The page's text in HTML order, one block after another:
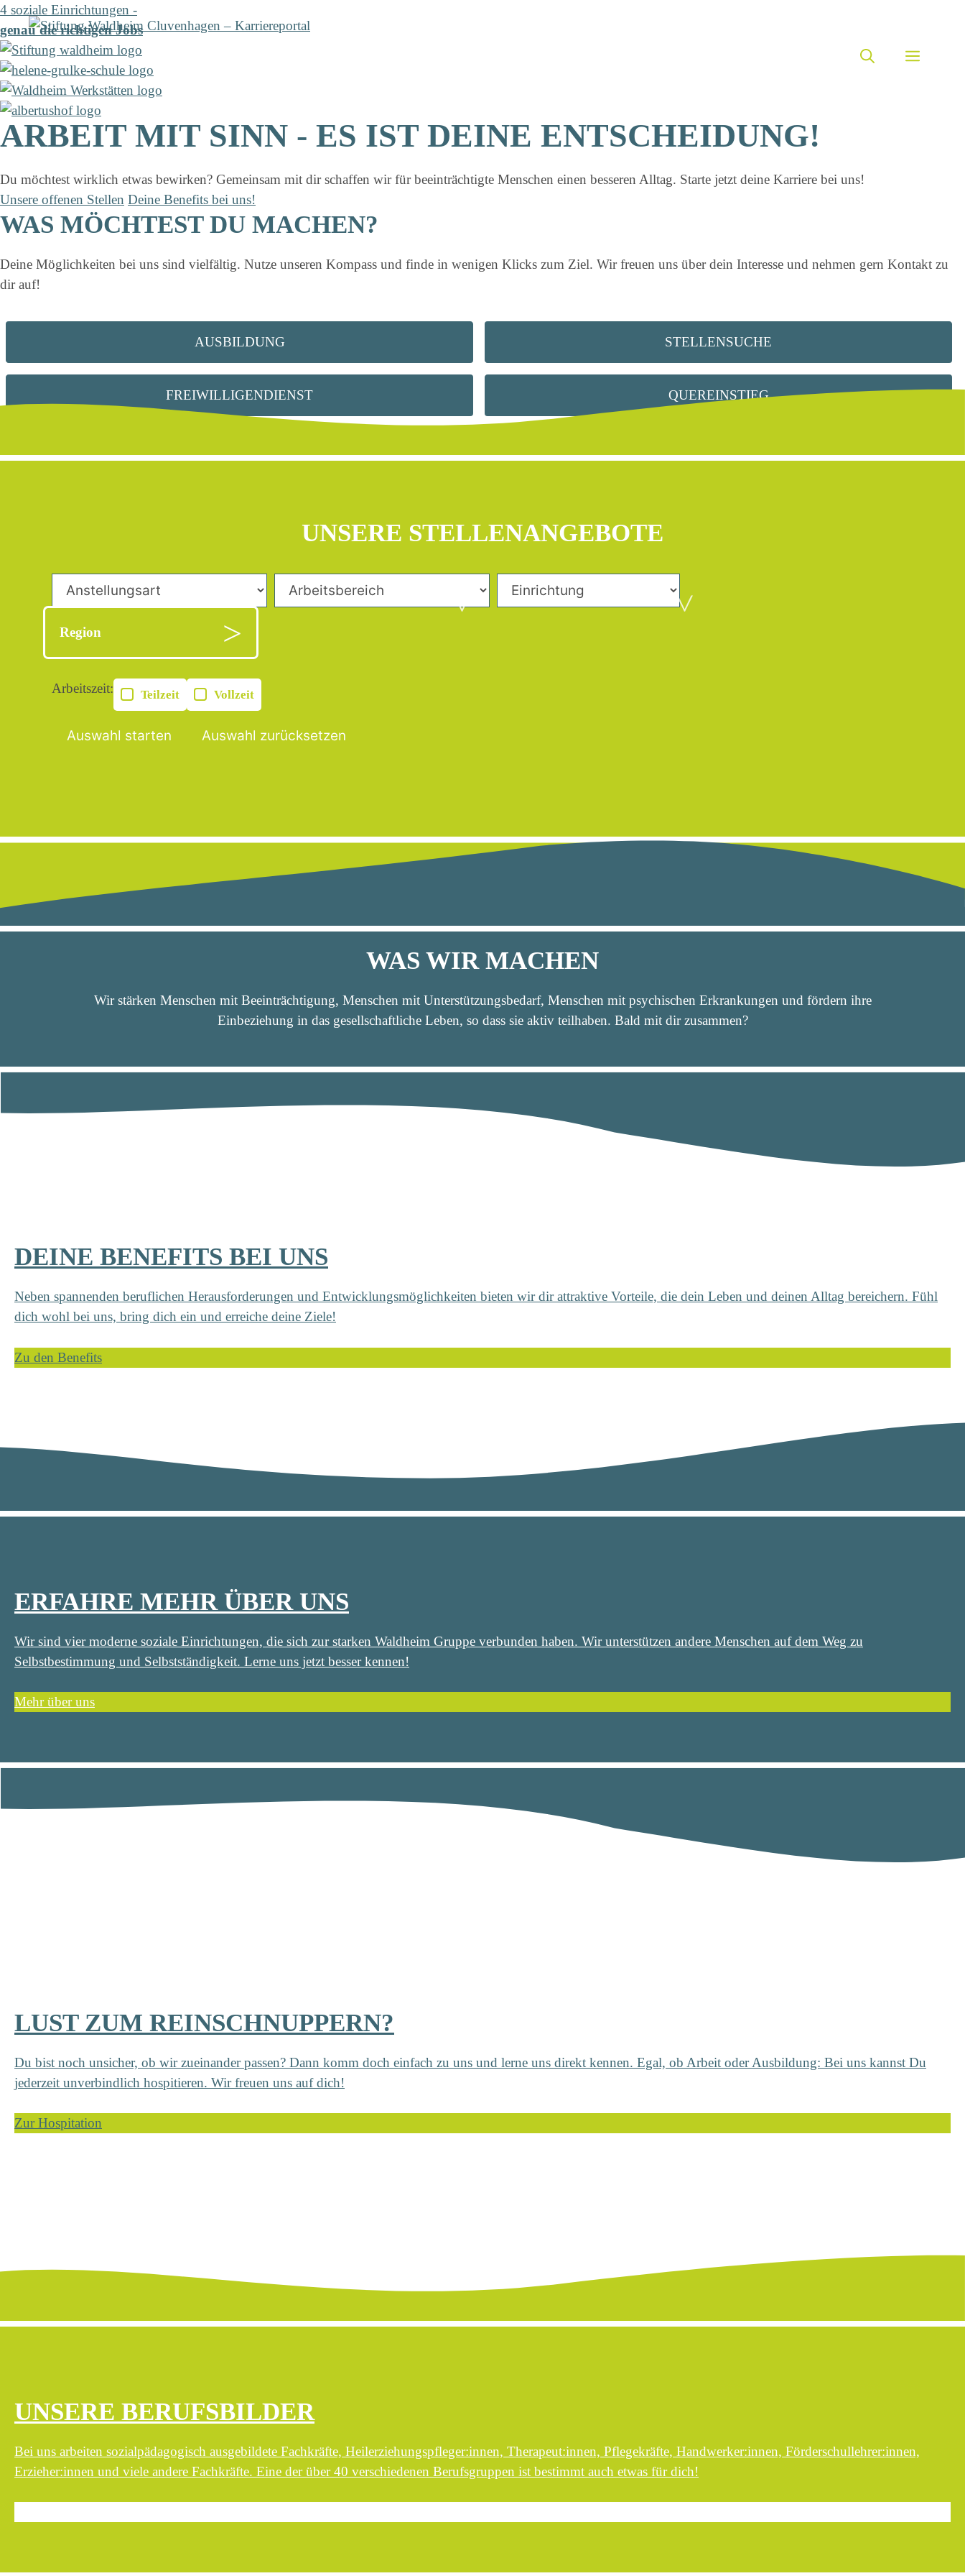
4 soziale Einrichtungen -
genau die richtigen Jobs
Zum
Inhalt
springen
MENÜ
ARBEIT MIT SINN - ES IST DEINE ENTSCHEIDUNG!
Du möchtest wirklich etwas bewirken? Gemeinsam mit dir schaffen wir für beeinträchtigte Menschen einen besseren Alltag. Starte jetzt deine Karriere bei uns!
Unsere offenen Stellen Deine Benefits bei uns!
WAS MÖCHTEST DU MACHEN?
Deine Möglichkeiten bei uns sind vielfältig. Nutze unseren Kompass und finde in wenigen Klicks zum Ziel. Wir freuen uns über dein Interesse und nehmen gern Kontakt zu
dir auf!
AUSBILDUNG STELLENSUCHE
FREIWILLIGENDIENST QUEREINSTIEG
UNSERE STELLENANGEBOTE
Region
Arbeitszeit: Teilzeit Vollzeit
Auswahl starten Auswahl zurücksetzen
WAS WIR MACHEN
Wir stärken Menschen mit Beeinträchtigung, Menschen mit Unterstützungsbedarf, Menschen mit psychischen Erkrankungen und fördern ihre
Einbeziehung in das gesellschaftliche Leben, so dass sie aktiv teilhaben. Bald mit dir zusammen?
DEINE BENEFITS BEI UNS
Neben spannenden beruflichen Herausforderungen und Entwicklungsmöglichkeiten bieten wir dir attraktive Vorteile, die dein Leben und deinen Alltag bereichern. Fühl
dich wohl bei uns, bring dich ein und erreiche deine Ziele!
Zu den Benefits
ERFAHRE MEHR ÜBER UNS
Wir sind vier moderne soziale Einrichtungen, die sich zur starken Waldheim Gruppe verbunden haben. Wir unterstützen andere Menschen auf dem Weg zu
Selbstbestimmung und Selbstständigkeit. Lerne uns jetzt besser kennen!
Mehr über uns
LUST ZUM REINSCHNUPPERN?
Du bist noch unsicher, ob wir zueinander passen? Dann komm doch einfach zu uns und lerne uns direkt kennen. Egal, ob Arbeit oder Ausbildung: Bei uns kannst Du
jederzeit unverbindlich hospitieren. Wir freuen uns auf dich!
Zur Hospitation
UNSERE BERUFSBILDER
Bei uns arbeiten sozialpädagogisch ausgebildete Fachkräfte, Heilerziehungspfleger:innen, Therapeut:innen, Pflegekräfte, Handwerker:innen, Förderschullehrer:innen,
Erzieher:innen und viele andere Fachkräfte. Eine der über 40 verschiedenen Berufsgruppen ist bestimmt auch etwas für dich!